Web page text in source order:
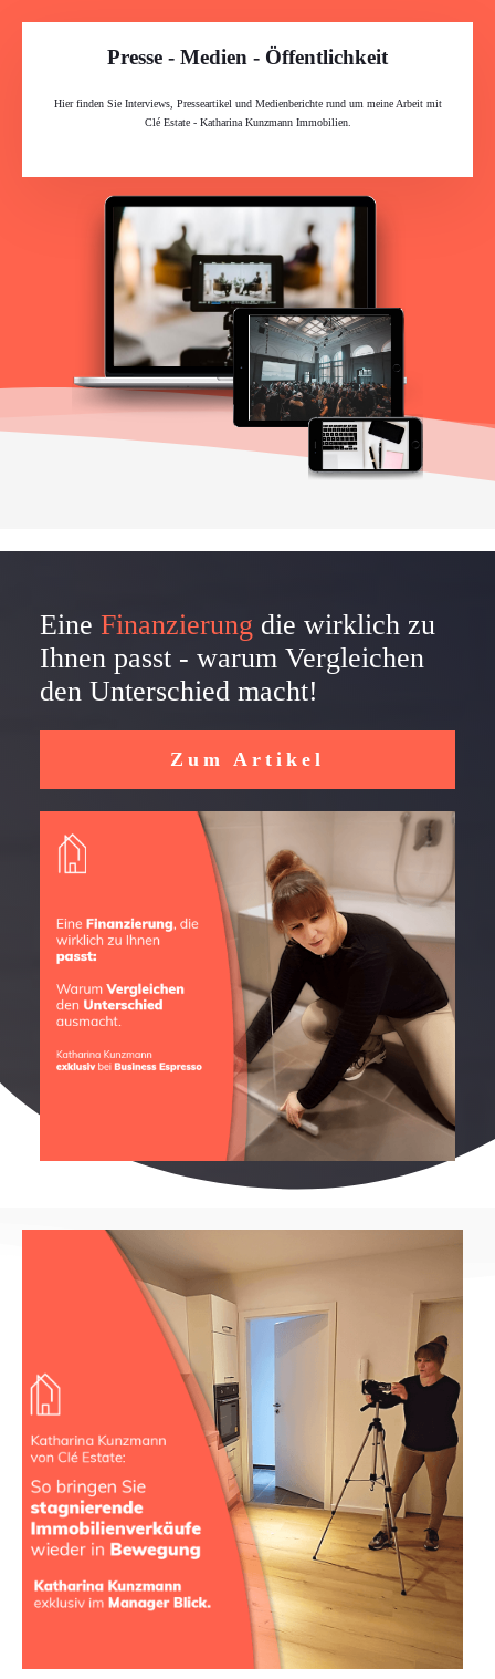
Presse - Medien - Öffentlichkeit
Hier finden Sie Interviews, Presseartikel und Medienberichte rund um meine Arbeit mit
Clé Estate - Katharina Kunzmann Immobilien.
Eine Finanzierung die wirklich zu
Ihnen passt - warum Vergleichen
den Unterschied macht!
Zum Artikel